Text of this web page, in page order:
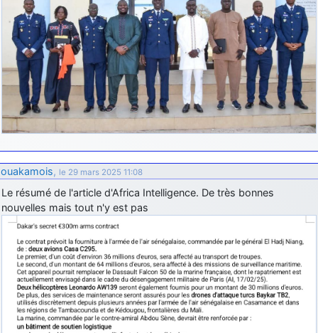
ouakamois, le 29 mars 2025 11:08
Le résumé de l'article d'Africa Intelligence. De très bonnes
nouvelles mais tout n'y est pas